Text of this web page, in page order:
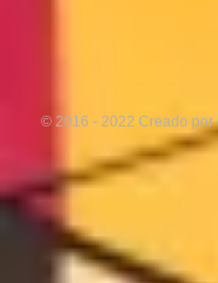
© 2016 - 2022 Creado